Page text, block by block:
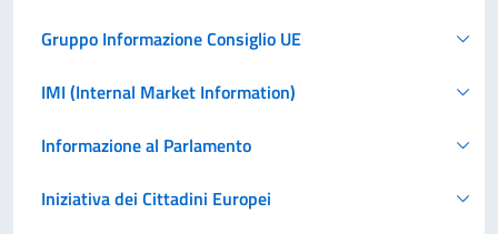
Gruppo Informazione Consiglio UE
IMI (Internal Market Information)
Informazione al Parlamento
Iniziativa dei Cittadini Europei